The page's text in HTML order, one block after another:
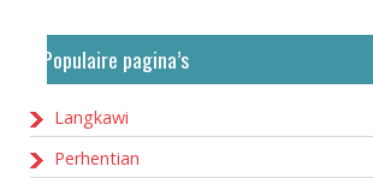
Populaire pagina’s
Langkawi
Perhentian